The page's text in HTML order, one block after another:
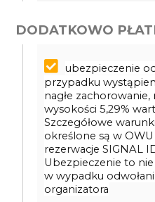
DODATKOWO
ubezpieczenie
przypadku
nagłe
wysokości 5,29%
Szczegółowe
określone są w
rezerwacje SIGNAL
Ubezpieczenie to
w wypadku
organizatora